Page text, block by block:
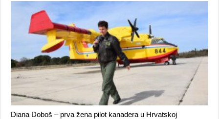
Diana Doboš – prva žena pilot kanadera u Hrvatskoj